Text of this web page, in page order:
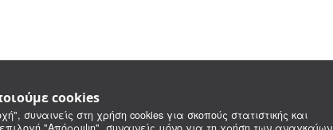
cookies
συναινείς στη χρήση cookies για σκοπούς στατιστικής και